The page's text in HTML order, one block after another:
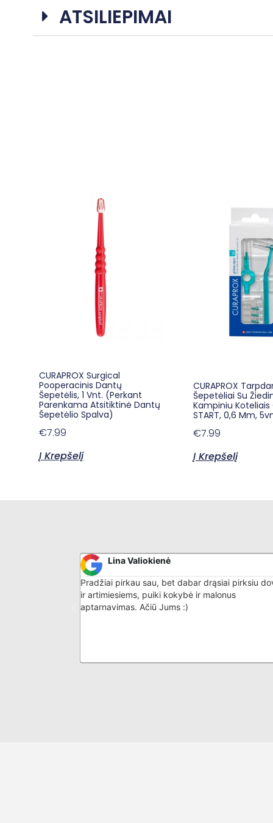
ATSILIEPIMAI
CURAPROX Surgical
Pooperacinis Dantų
Šepetėlis, 1 Vnt. (Perkant
Parenkama Atsitiktinė Dantų
Šepetėlio Spalva)
€7.99
Į Krepšelį
CURAPROX
Šepetėliai Su
Kampiniu Koteliais
START, 0,6 Mm,
€7.99
Į Krepšelį
Lina Valiokienė
Pradžiai pirkau sau, bet dabar drąsiai pirksiu
ir artimiesiems, puiki kokybė ir malonus
aptarnavimas. Ačiū Jums :)